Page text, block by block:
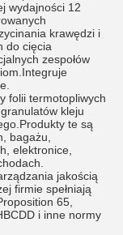
wydajności 12
krawędzi i
do cięcia
zespołów
folii termotopliwych
kleju
te są
bagażu,
elektronice,
jakością
firmie spełniają
65,
i inne normy